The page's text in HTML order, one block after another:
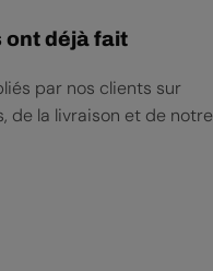
ont déjà fait
par nos clients sur
de la livraison et de notre